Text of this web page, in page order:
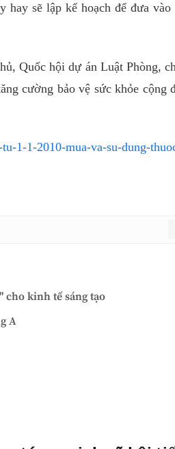
hay sẽ lập kế hoạch để đưa
Quốc hội dự án Luật Phòng,
cường bảo vệ sức khỏe cộng
1-1-2010-mua-va-su-dung-
cho kinh tế sáng tạo
A